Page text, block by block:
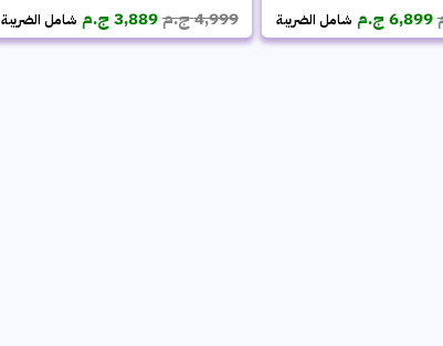
السعر
الأصلي
6,899 ج.م السعر
الحالي
شامل الضريبة 4,999ج.مالسعر
الأصلي
3,889 ج.م السعر
الحالي
شامل الضريبة